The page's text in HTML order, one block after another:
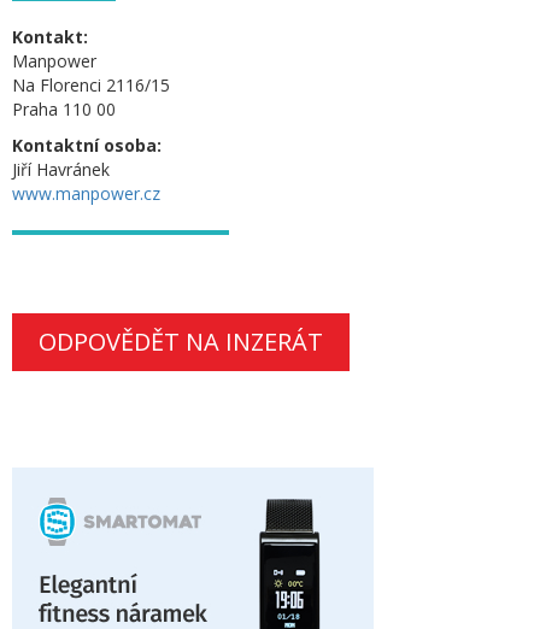
Kontakt:
Manpower
Na Florenci 2116/15
Praha 110 00
Kontaktní osoba:
Jiří Havránek
www.manpower.cz
ODPOVĚDĚT NA INZERÁT